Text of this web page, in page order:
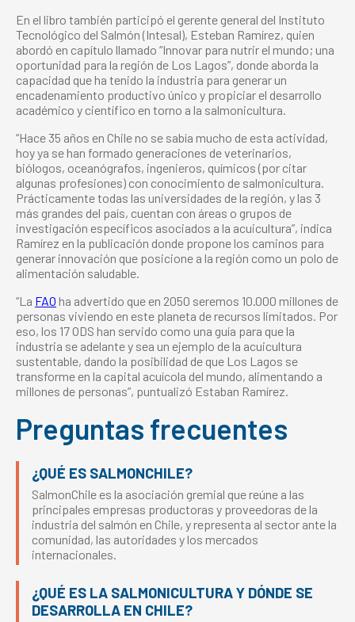
En el libro también participó el gerente general del Instituto
Tecnológico del Salmón (Intesal), Esteban Ramírez, quien
abordó en capítulo llamado “Innovar para nutrir el mundo; una
oportunidad para la región de Los Lagos”, donde aborda la
capacidad que ha tenido la industria para generar un
encadenamiento productivo único y propiciar el desarrollo
académico y científico en torno a la salmonicultura.
“Hace 35 años en Chile no se sabía mucho de esta actividad,
hoy ya se han formado generaciones de veterinarios,
biólogos, oceanógrafos, ingenieros, químicos (por citar
algunas profesiones) con conocimiento de salmonicultura.
Prácticamente todas las universidades de la región, y las 3
más grandes del país, cuentan con áreas o grupos de
investigación específicos asociados a la acuicultura”, indica
Ramírez en la publicación donde propone los caminos para
generar innovación que posicione a la región como un polo de
alimentación saludable.
“La FAO ha advertido que en 2050 seremos 10.000 millones de
personas viviendo en este planeta de recursos limitados. Por
eso, los 17 ODS han servido como una guía para que la
industria se adelante y sea un ejemplo de la acuicultura
sustentable, dando la posibilidad de que Los Lagos se
transforme en la capital acuícola del mundo, alimentando a
millones de personas”, puntualizó Estaban Ramírez.
Preguntas frecuentes
¿QUÉ ES SALMONCHILE?
SalmonChile es la asociación gremial que reúne a las
principales empresas productoras y proveedoras de la
industria del salmón en Chile, y representa al sector ante la
comunidad, las autoridades y los mercados
internacionales.
¿QUÉ ES LA SALMONICULTURA Y DÓNDE SE
DESARROLLA EN CHILE?